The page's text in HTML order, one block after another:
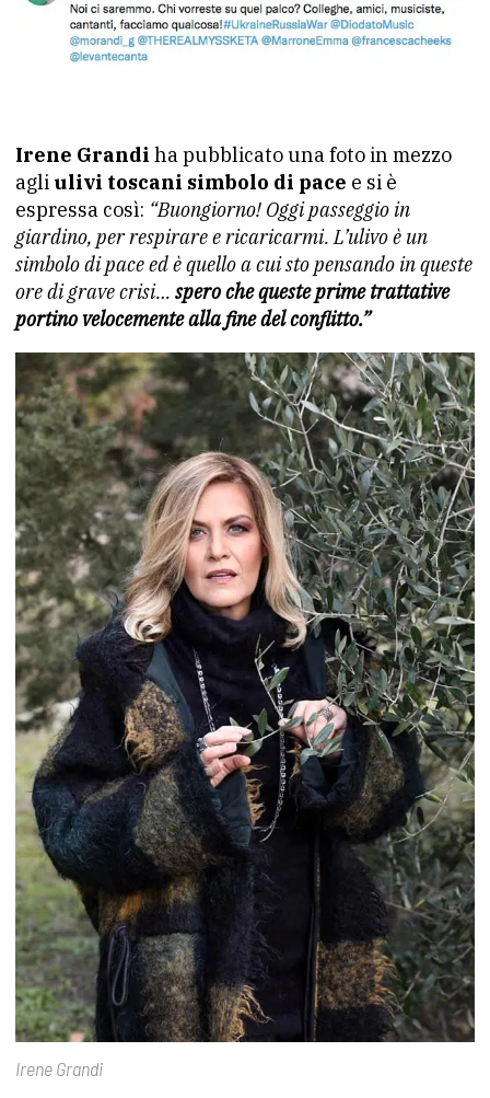
Irene Grandi ha pubblicato una foto in mezzo
agli ulivi toscani simbolo di pace e si è
espressa così: “Buongiorno! Oggi passeggio in
giardino, per respirare e ricaricarmi. L’ulivo è un
simbolo di pace ed è quello a cui sto pensando in queste
ore di grave crisi… spero che queste prime trattative
portino velocemente alla fine del conflitto.”
Irene Grandi